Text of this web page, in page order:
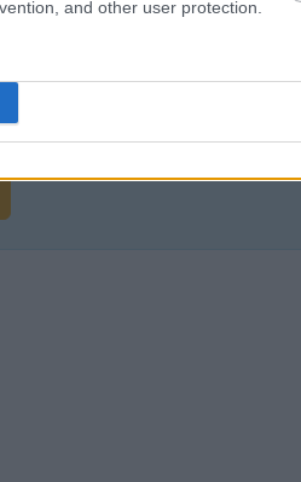
and other user protection.
w haśle?
słownika.